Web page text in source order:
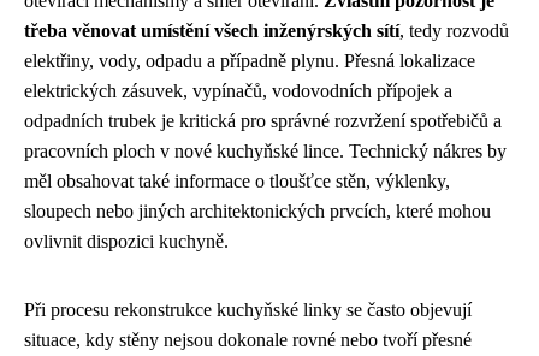
třeba věnovat umístění všech inženýrských sítí, tedy rozvodů
elektřiny, vody, odpadu a případně plynu. Přesná lokalizace
elektrických zásuvek, vypínačů, vodovodních přípojek a
odpadních trubek je kritická pro správné rozvržení spotřebičů a
pracovních ploch v nové kuchyňské lince. Technický nákres by
měl obsahovat také informace o tloušťce stěn, výklenky,
sloupech nebo jiných architektonických prvcích, které mohou
ovlivnit dispozici kuchyně.
Při procesu rekonstrukce kuchyňské linky se často objevují
situace, kdy stěny nejsou dokonale rovné nebo tvoří přesné